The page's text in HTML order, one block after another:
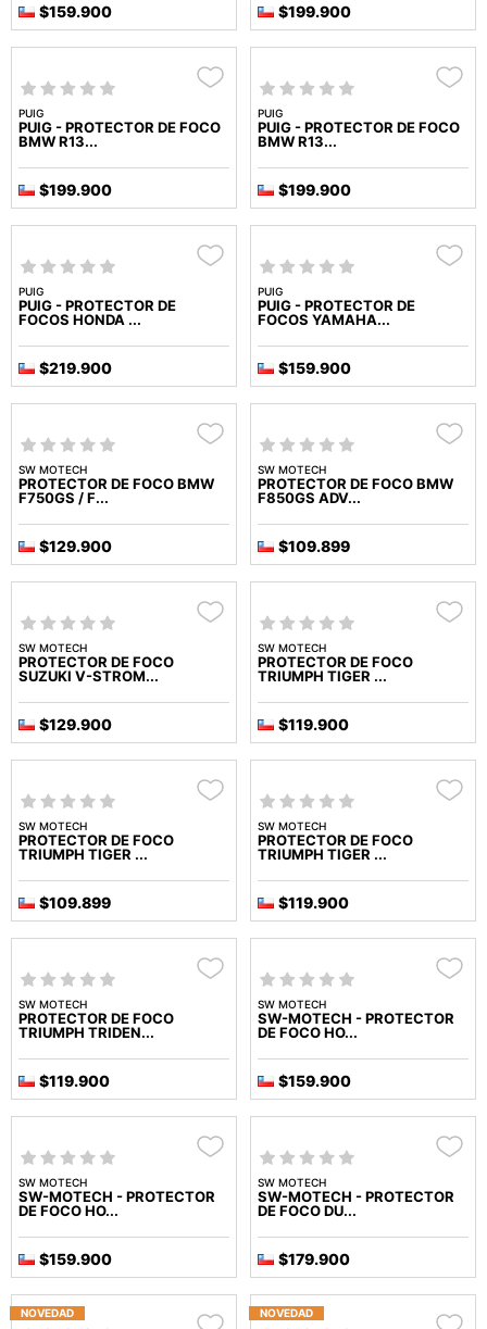
$159.900 $199.900
PUIG
PUIG - PROTECTOR DE FOCO
BMW R13...
$199.900
PUIG
PUIG - PROTECTOR DE FOCO
BMW R13...
$199.900
PUIG
PUIG - PROTECTOR DE
FOCOS HONDA ...
$219.900
PUIG
PUIG - PROTECTOR DE
FOCOS YAMAHA...
$159.900
SW MOTECH
PROTECTOR DE FOCO BMW
F750GS / F...
$129.900
SW MOTECH
PROTECTOR DE FOCO BMW
F850GS ADV...
$109.899
SW MOTECH
PROTECTOR DE FOCO
SUZUKI V-STROM...
$129.900
SW MOTECH
PROTECTOR DE FOCO
TRIUMPH TIGER ...
$119.900
SW MOTECH
PROTECTOR DE FOCO
TRIUMPH TIGER ...
$109.899
SW MOTECH
PROTECTOR DE FOCO
TRIUMPH TIGER ...
$119.900
SW MOTECH
PROTECTOR DE FOCO
TRIUMPH TRIDEN...
$119.900
SW MOTECH
SW-MOTECH - PROTECTOR
DE FOCO HO...
$159.900
SW MOTECH
SW-MOTECH - PROTECTOR
DE FOCO HO...
$159.900
SW MOTECH
SW-MOTECH - PROTECTOR
DE FOCO DU...
$179.900
NOVEDAD NOVEDAD